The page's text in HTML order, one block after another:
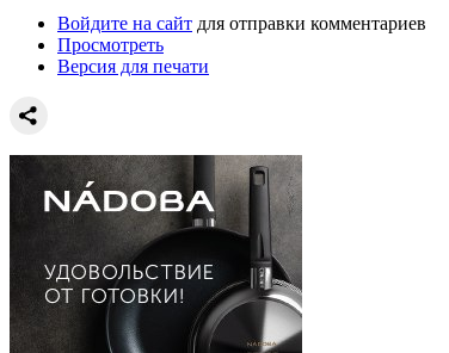
Войдите на сайт для отправки комментариев
Просмотреть
Версия для печати